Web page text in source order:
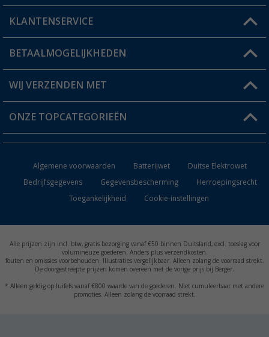
Mijn account
Status bestelling
Verlanglijstje
KLANTENSERVICE
FAQ & Contact
Verzendinformatie
Catalogus
BETAALMOGELIJKHEDEN
WIJ VERZENDEN MET
ONZE TOPCATEGORIEËN
Keukenaccessoires
Campingmeubilair
Campingtoiletten
Inbouwkachels
Algemene voorwaarden Batterijwet
Duitse Elektrowet
Bedrijfsgegevens
Gegevensbescherming
Herroepingsrecht
Toegankelijkheid
Cookie-instellingen
Alle prijzen zijn incl. btw, gratis bezorging vanaf €50 binnen Duitsland, excl. toeslag voor
volumineuze goederen. Anders plus verzendkosten.
fouten en omissies voorbehouden. Illustraties vergelijkbaar. Alleen zolang de voorraad strekt.
De doorgestreepte prijzen komen overeen met de vorige prijs bij Berger.
* Alleen geldig op luifels vanaf €800 waarde van de goederen. Niet cumuleerbaar met andere
promoties. Alleen zolang de voorraad strekt.